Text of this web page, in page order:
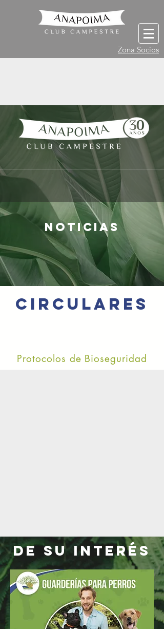
Zona Socios
NOTICIAS
CIRCULARES
Protocolos de Bioseguridad
DE SU INTERÉS